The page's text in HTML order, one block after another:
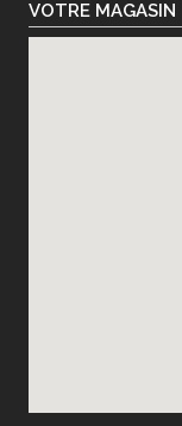
VOTRE MAGASIN